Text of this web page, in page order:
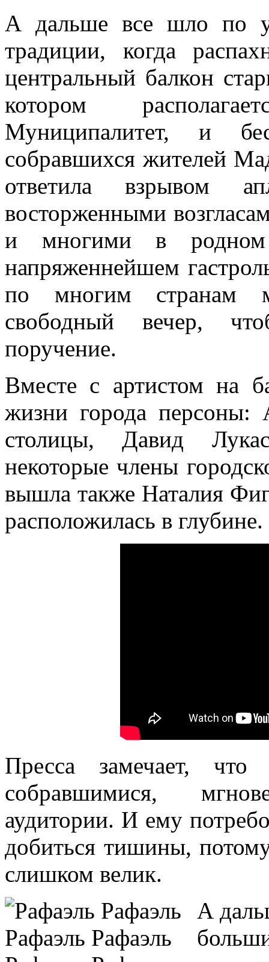
А дальше все шло по
традиции, когда
центральный балкон
котором
Муниципалитет, и
собравшихся жителей
ответила взрывом
восторженными
и многими в родном
напряженнейшем
по многим странам
свободный вечер,
поручение.
Вместе с артистом на
жизни города персоны:
столицы, Давид
некоторые члены
вышла также Наталия
расположилась в глубине.
Пресса замечает, что
собравшимися,
аудитории. И ему
добиться тишины,
слишком велик.
А